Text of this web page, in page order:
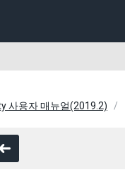
사용자 매뉴얼(2019.2)